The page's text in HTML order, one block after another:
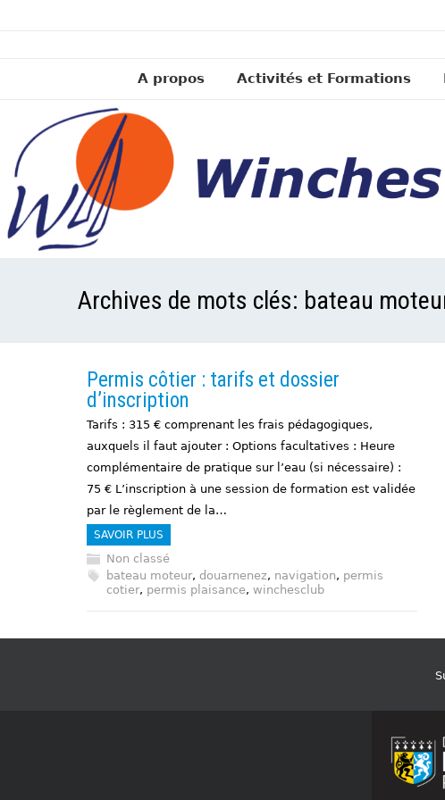
A propos Activités et Formations
Archives de mots clés: bateau
Permis côtier : tarifs et dossier
d’inscription
Tarifs : 315 € comprenant les frais pédagogiques,
auxquels il faut ajouter : Options facultatives : Heure
complémentaire de pratique sur l’eau (si nécessaire) :
75 € L’inscription à une session de formation est validée
par le règlement de la…
SAVOIR PLUS
Non classé
bateau moteur, douarnenez, navigation, permis
cotier, permis plaisance, winchesclub